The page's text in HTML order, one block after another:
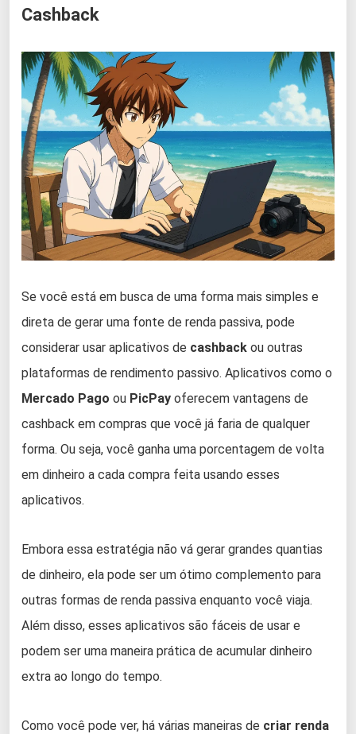
Cashback
Se você está em busca de uma forma mais simples e
direta de gerar uma fonte de renda passiva, pode
considerar usar aplicativos de cashback ou outras
plataformas de rendimento passivo. Aplicativos como o
Mercado Pago ou PicPay oferecem vantagens de
cashback em compras que você já faria de qualquer
forma. Ou seja, você ganha uma porcentagem de volta
em dinheiro a cada compra feita usando esses
aplicativos.
Embora essa estratégia não vá gerar grandes quantias
de dinheiro, ela pode ser um ótimo complemento para
outras formas de renda passiva enquanto você viaja.
Além disso, esses aplicativos são fáceis de usar e
podem ser uma maneira prática de acumular dinheiro
extra ao longo do tempo.
Como você pode ver, há várias maneiras de criar renda